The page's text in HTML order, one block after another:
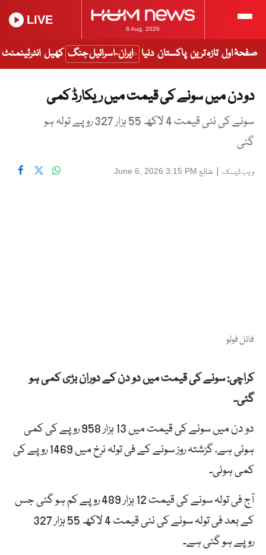
8 Aug, 2026
LIVE
صفحۂ اول تازہ ترین پاکستان دنیا ایران-اسرائیل جنگ کھیل انٹرٹینمنٹ
دو دن میں سونے کی قیمت میں ریکارڈ کمی
سونے کی نئی قیمت 4 لاکھ 55 ہزار 327 روپے تولہ ہو
گئی
ویب ڈیسک | شائع June 6, 2026 3:15 PM
فائل فوٹو
کراچی: سونے کی قیمت میں دو دن کے دوران بڑی کمی ہو
گئی۔
دو دن میں سونے کی قیمت میں 13 ہزار 958 روپے کی کمی
ہوئی ہے، گزشتہ روز سونے کے فی تولہ نرخ میں 1469 روپے کی
کمی ہوئی۔
آج فی تولہ سونے کی قیمت 12 ہزار 489 روپے کم ہو گئی جس
کے بعد فی تولہ سونے کی نئی قیمت 4 لاکھ 55 ہزار 327
روپے ہو گئی ہے۔